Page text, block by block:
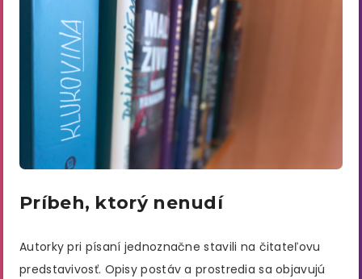
Príbeh, ktorý nenudí
Autorky pri písaní jednoznačne stavili na čitateľovu
predstavivosť. Opisy postáv a prostredia sa objavujú